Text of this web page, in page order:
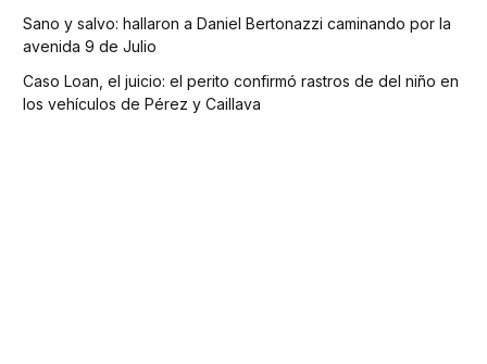
Sano y salvo: hallaron a Daniel Bertonazzi caminando por la
avenida 9 de Julio
Caso Loan, el juicio: el perito confirmó rastros de del niño en
los vehículos de Pérez y Caillava